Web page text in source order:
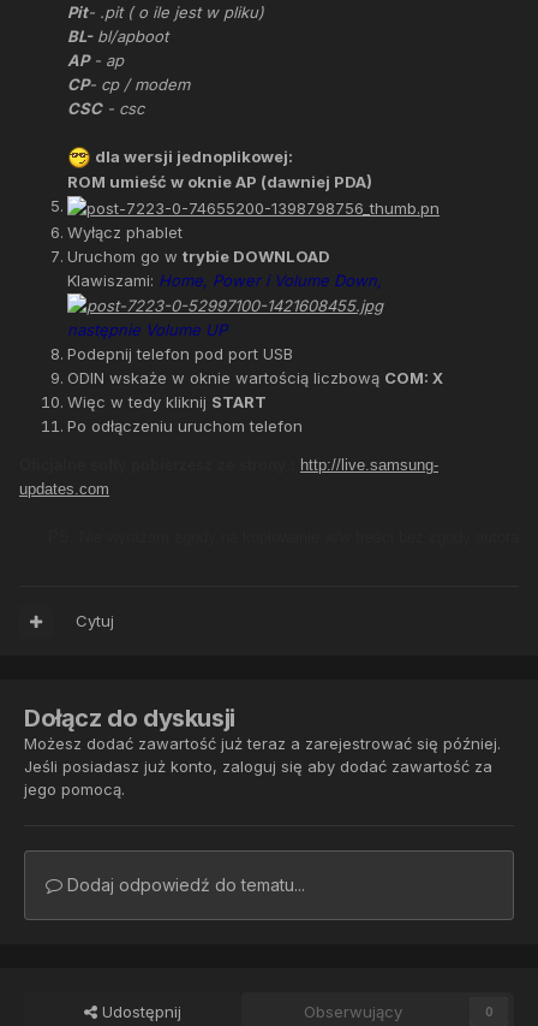
Pit- .pit ( o ile jest w pliku)
BL-bl/apboot
AP- ap
CP- cp / modem
CSC- csc
dla wersji jednoplikowej:
ROM umieść w oknie AP (dawniej PDA)
Wyłącz phablet
Uruchom go w trybie DOWNLOAD
Klawiszami: Home, Power i Volume Down,
następnie Volume UP
Podepnij telefon pod port USB
ODIN wskaże w oknie wartością liczbową COM: X
Więc w tedy kliknij START
Po odłączeniu uruchom telefon
http://live.samsung-
updates.com
Cytuj
Dołącz do dyskusji
Możesz dodać zawartość już teraz a zarejestrować się później.
Jeśli posiadasz już konto, zaloguj się aby dodać zawartość za
jego pomocą.
Dodaj odpowiedź do tematu...
Udostępnij Obserwujący 0